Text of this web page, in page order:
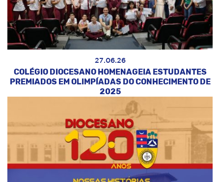
27.06.26
COLÉGIO DIOCESANO HOMENAGEIA ESTUDANTES
PREMIADOS EM OLIMPÍADAS DO CONHECIMENTO DE
2025